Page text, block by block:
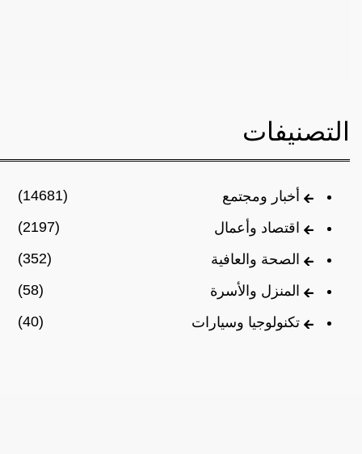
التصنيفات
أخبار ومجتمع
(14681)
اقتصاد وأعمال
(2197)
الصحة والعافية
(352)
المنزل والأسرة
(58)
تكنولوجيا وسيارات
(40)